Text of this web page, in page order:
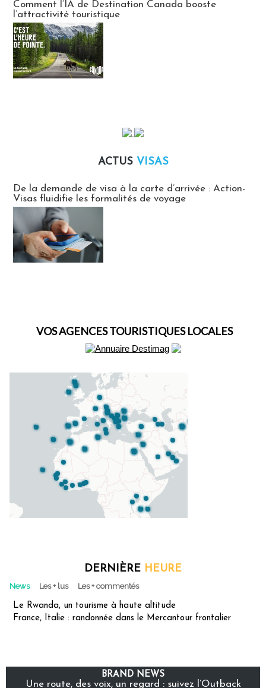
Comment l’IA de Destination Canada booste
l’attractivité touristique
ACTUS VISAS
De la demande de visa à la carte d’arrivée : Action-
Visas fluidifie les formalités de voyage
VOS AGENCES TOURISTIQUES LOCALES
DERNIÈRE HEURE
News Les + lus Les + commentés
Le Rwanda, un tourisme à haute altitude
France, Italie : randonnée dans le Mercantour frontalier
BRAND NEWS
Une route, des voix, un regard : suivez l’Outback